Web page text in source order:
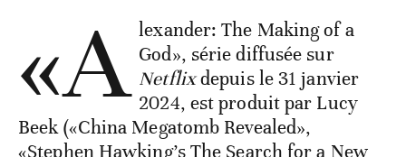
«A lexander: The Making of a
God», série diffusée sur
Netflixdepuis le 31 janvier
2024, est produit par Lucy
Beek («China Megatomb Revealed»,
«Stephen Hawking’s The Search for a New